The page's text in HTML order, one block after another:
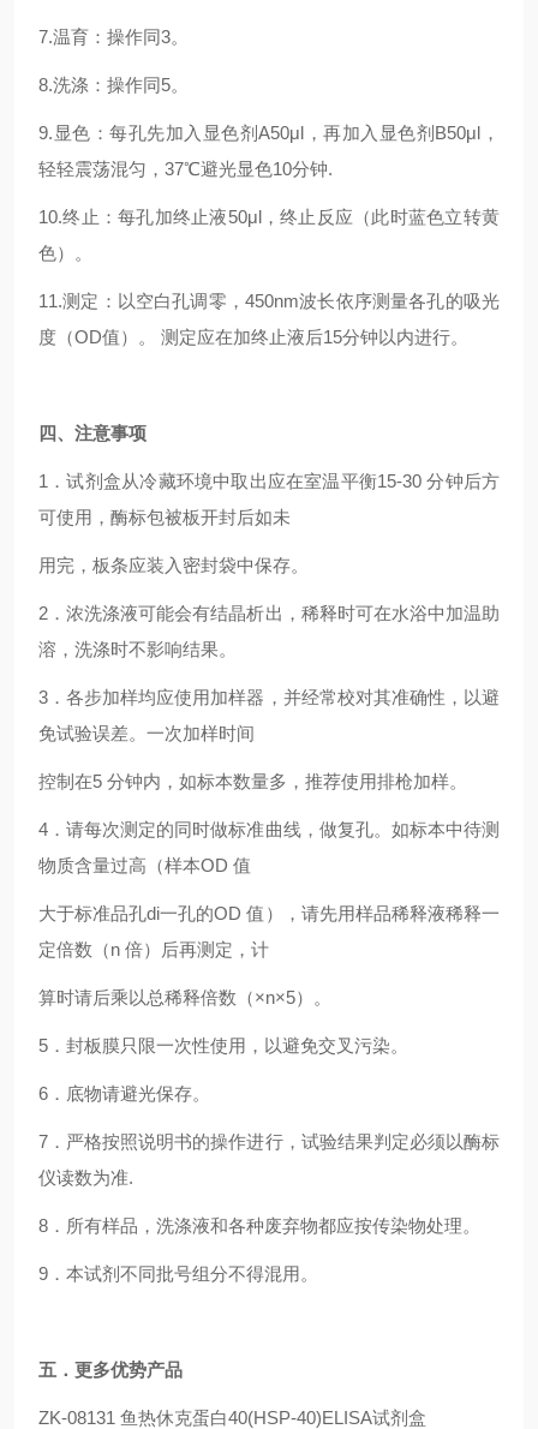
7.温育：操作同3。
8.洗涤：操作同5。
9.显色：每孔先加入显色剂A50μl，再加入显色剂B50μl，
轻轻震荡混匀，37℃避光显色10分钟.
10.终止：每孔加终止液50μl，终止反应（此时蓝色立转黄
色）。
11.测定：以空白孔调零，450nm波长依序测量各孔的吸光
度（OD值）。 测定应在加终止液后15分钟以内进行。
四、注意事项
1．试剂盒从冷藏环境中取出应在室温平衡15-30 分钟后方
可使用，酶标包被板开封后如未
用完，板条应装入密封袋中保存。
2．浓洗涤液可能会有结晶析出，稀释时可在水浴中加温助
溶，洗涤时不影响结果。
3．各步加样均应使用加样器，并经常校对其准确性，以避
免试验误差。一次加样时间
控制在5 分钟内，如标本数量多，推荐使用排枪加样。
4．请每次测定的同时做标准曲线，做复孔。如标本中待测
物质含量过高（样本OD 值
大于标准品孔di一孔的OD 值），请先用样品稀释液稀释一
定倍数（n 倍）后再测定，计
算时请后乘以总稀释倍数（×n×5）。
5．封板膜只限一次性使用，以避免交叉污染。
6．底物请避光保存。
7．严格按照说明书的操作进行，试验结果判定必须以酶标
仪读数为准.
8．所有样品，洗涤液和各种废弃物都应按传染物处理。
9．本试剂不同批号组分不得混用。
五 ．更多优势产品
ZK-08131 鱼热休克蛋白40(HSP-40)ELISA试剂盒